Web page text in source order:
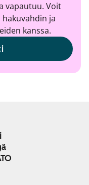
vapautuu. Voit
ja
kanssa.